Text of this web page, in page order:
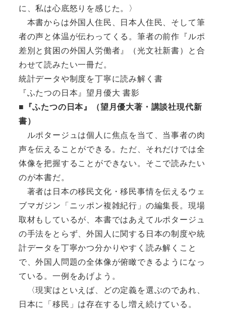
に、私は心底怒りを感じた。〉
本書からは外国人住民、日本人住民、そして筆
者の声と体温が伝わってくる。筆者の前作『ルポ
差別と貧困の外国人労働者』（光文社新書）と合
わせて読みたい一冊だ。
統計データや制度を丁寧に読み解く書
『ふたつの日本』望月優大 書影
■『ふたつの日本』（望月優大著・講談社現代新
書）
ルポタージュは個人に焦点を当て、当事者の肉
声を伝えることができる。ただ、それだけでは全
体像を把握することができない。そこで読みたい
のが本書だ。
著者は日本の移民文化・移民事情を伝えるウェ
ブマガジン「ニッポン複雑紀行」の編集長。現場
取材もしているが、本書ではあえてルポタージュ
の手法をとらず、外国人に関する日本の制度や統
計データを丁寧かつ分かりやすく読み解くこと
で、外国人問題の全体像が俯瞰できるようになっ
ている。一例をあげよう。
〈現実はといえば、どの定義を選ぶのであれ、
日本に「移民」は存在するし増え続けている。